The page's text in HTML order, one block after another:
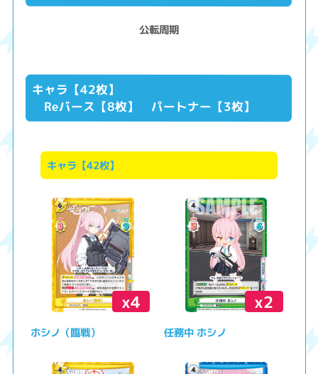
公転周期
キャラ【42枚】
Reバース【8枚】 パートナー【3枚】
キャラ【42枚】
x4
ホシノ（臨戦）
x2
任務中 ホシノ